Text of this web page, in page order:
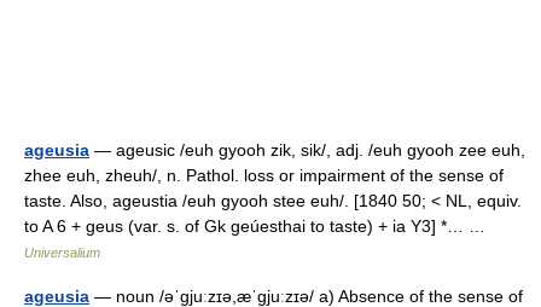
ageusia — ageusic /euh gyooh zik, sik/, adj. /euh gyooh zee euh,
zhee euh, zheuh/, n. Pathol. loss or impairment of the sense of
taste. Also, ageustia /euh gyooh stee euh/. [1840 50; < NL, equiv.
to A 6 + geus (var. s. of Gk geúesthai to taste) + ia Y3] *… …
Universalium
ageusia — noun /əˈɡjuːzɪə,æˈɡjuːzɪə/ a) Absence of the sense of